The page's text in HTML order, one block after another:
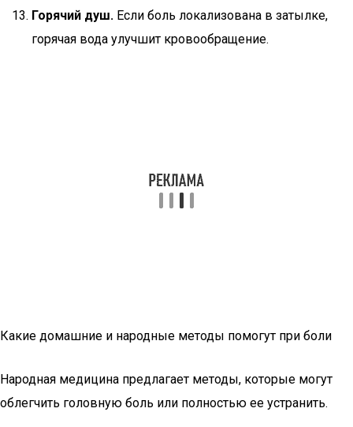
Горячий душ. Если боль локализована в затылке,
горячая вода улучшит кровообращение.
Какие домашние и народные методы помогут при боли
Народная медицина предлагает методы, которые могут
облегчить головную боль или полностью ее устранить.